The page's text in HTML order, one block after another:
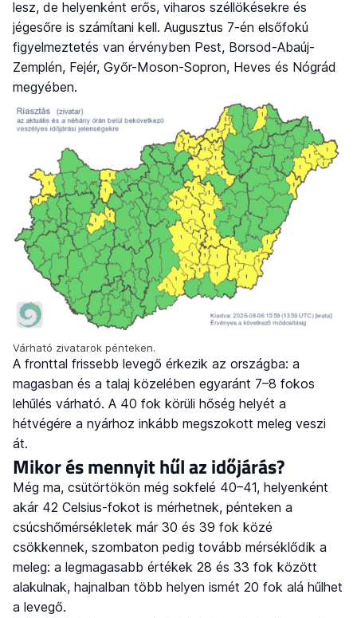
lesz, de helyenként erős, viharos széllökésekre és
jégesőre is számítani kell. Augusztus 7-én elsőfokú
figyelmeztetés van érvényben Pest, Borsod-Abaúj-
Zemplén, Fejér, Győr-Moson-Sopron, Heves és Nógrád
megyében.
Várható zivatarok pénteken.
A fronttal frissebb levegő érkezik az országba: a
magasban és a talaj közelében egyaránt 7–8 fokos
lehűlés várható. A 40 fok körüli hőség helyét a
hétvégére a nyárhoz inkább megszokott meleg veszi
át.
Mikor és mennyit hűl az időjárás?
Még ma, csütörtökön még sokfelé 40–41, helyenként
akár 42 Celsius-fokot is mérhetnek, pénteken a
csúcshőmérsékletek már 30 és 39 fok közé
csökkennek, szombaton pedig tovább mérséklődik a
meleg: a legmagasabb értékek 28 és 33 fok között
alakulnak, hajnalban több helyen ismét 20 fok alá hűlhet
a levegő.